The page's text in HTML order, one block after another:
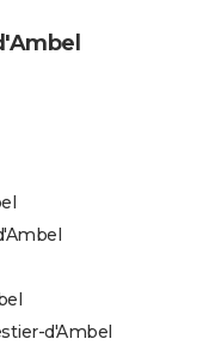
d'Ambel